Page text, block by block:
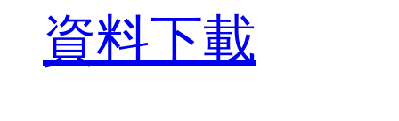
資料下載